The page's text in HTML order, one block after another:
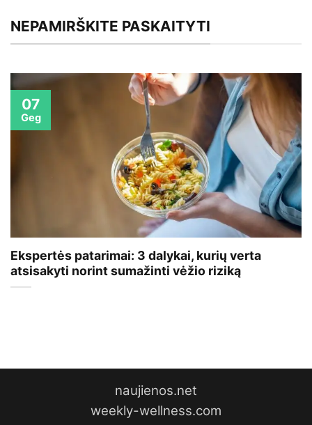
NEPAMIRŠKITE PASKAITYTI
Ekspertės patarimai: 3 dalykai, kurių verta
atsisakyti norint sumažinti vėžio riziką
07
Geg
naujienos.net
weekly-wellness.com